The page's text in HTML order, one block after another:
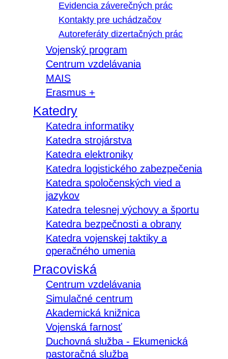
Evidencia záverečných prác
Kontakty pre uchádzačov
Autoreferáty dizertačných prác
Vojenský program
Centrum vzdelávania
MAIS
Erasmus +
Katedry
Katedra informatiky
Katedra strojárstva
Katedra elektroniky
Katedra logistického zabezpečenia
Katedra spoločenských vied a
jazykov
Katedra telesnej výchovy a športu
Katedra bezpečnosti a obrany
Katedra vojenskej taktiky a
operačného umenia
Pracoviská
Centrum vzdelávania
Simulačné centrum
Akademická knižnica
Vojenská farnosť
Duchovná služba - Ekumenická
pastoračná služba